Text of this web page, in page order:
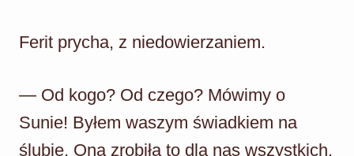
Ferit prycha, z niedowierzaniem.
— Od kogo? Od czego? Mówimy o
Sunie! Byłem waszym świadkiem na
ślubie. Ona zrobiła to dla nas wszystkich.